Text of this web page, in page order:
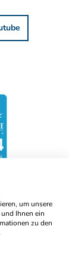
um unsere
Ihnen ein
zu den